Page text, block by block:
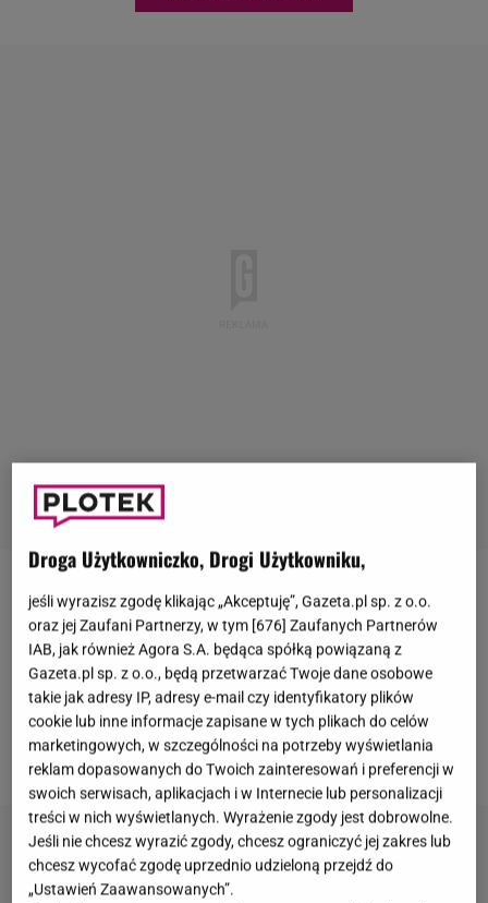
Sabrina Carpenterniedawno znalazła się w ogniu
krytyki. Powodem zamieszania jest okładka jej
nadchodzącego albumu "Man’s Best Friend", która -
jak twierdzą internauci - przekracza granice dobrego
smaku i seksualizuje kobiety.Sama artystka
zaskoczyła swoją reakcją na krytykę.
Droga Użytkowniczko, Drogi Użytkowniku,
jeśli wyrazisz zgodę klikając „Akceptuję”, Gazeta.pl sp. z o.o.
oraz jej Zaufani Partnerzy, w tym [676] Zaufanych Partnerów
IAB, jak również Agora S.A. będąca spółką powiązaną z
Gazeta.pl sp. z o.o., będą przetwarzać Twoje dane osobowe
takie jak adresy IP, adresy e-mail czy identyfikatory plików
cookie lub inne informacje zapisane w tych plikach do celów
marketingowych, w szczególności na potrzeby wyświetlania
reklam dopasowanych do Twoich zainteresowań i preferencji w
swoich serwisach, aplikacjach i w Internecie lub personalizacji
treści w nich wyświetlanych. Wyrażenie zgody jest dobrowolne.
Jeśli nie chcesz wyrazić zgody, chcesz ograniczyć jej zakres lub
chcesz wycofać zgodę uprzednio udzieloną przejdź do
„Ustawień Zaawansowanych”.